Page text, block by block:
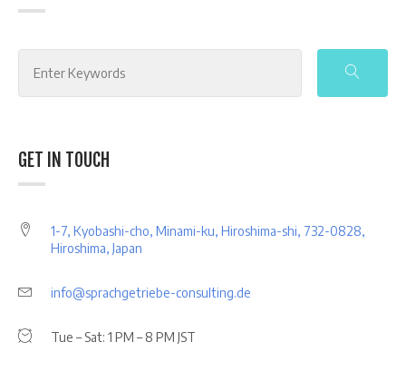
GET IN TOUCH
1-7, Kyobashi-cho, Minami-ku, Hiroshima-shi, 732-0828,
Hiroshima, Japan
info@sprachgetriebe-consulting.de
Tue – Sat: 1 PM – 8 PM JST